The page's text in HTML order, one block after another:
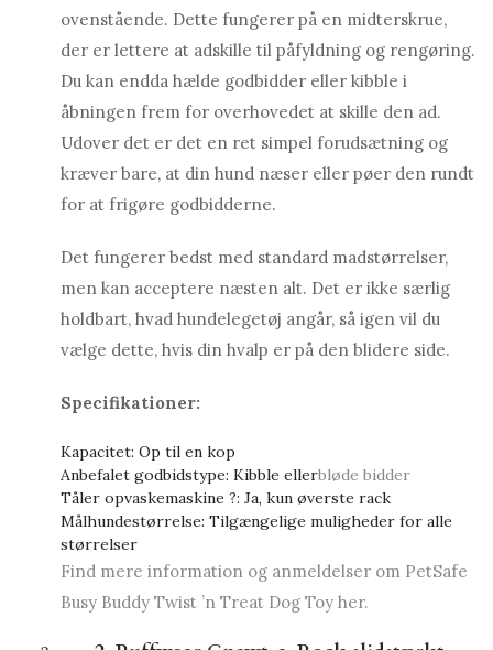
ovenstående. Dette fungerer på en midterskrue,
der er lettere at adskille til påfyldning og rengøring.
Du kan endda hælde godbidder eller kibble i
åbningen frem for overhovedet at skille den ad.
Udover det er det en ret simpel forudsætning og
kræver bare, at din hund næser eller pøer den rundt
for at frigøre godbidderne.
Det fungerer bedst med standard madstørrelser,
men kan acceptere næsten alt. Det er ikke særlig
holdbart, hvad hundelegetøj angår, så igen vil du
vælge dette, hvis din hvalp er på den blidere side.
Specifikationer:
Kapacitet: Op til en kop
Anbefalet godbidstype: Kibble ellerbløde bidder
Tåler opvaskemaskine ?: Ja, kun øverste rack
Målhundestørrelse: Tilgængelige muligheder for alle
størrelser
Find mere information og anmeldelser om PetSafe
Busy Buddy Twist ’n Treat Dog Toy her.